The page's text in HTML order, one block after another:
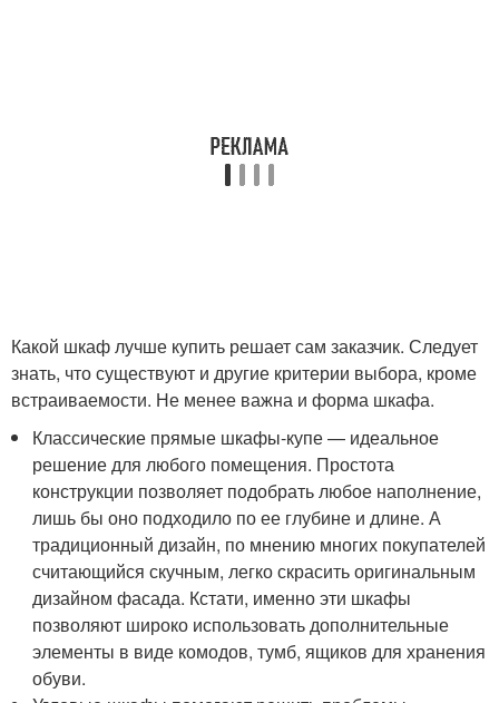
Какой шкаф лучше купить решает сам заказчик. Следует
знать, что существуют и другие критерии выбора, кроме
встраиваемости. Не менее важна и форма шкафа.
Классические прямые шкафы-купе — идеальное
решение для любого помещения. Простота
конструкции позволяет подобрать любое наполнение,
лишь бы оно подходило по ее глубине и длине. А
традиционный дизайн, по мнению многих покупателей
считающийся скучным, легко скрасить оригинальным
дизайном фасада. Кстати, именно эти шкафы
позволяют широко использовать дополнительные
элементы в виде комодов, тумб, ящиков для хранения
обуви.